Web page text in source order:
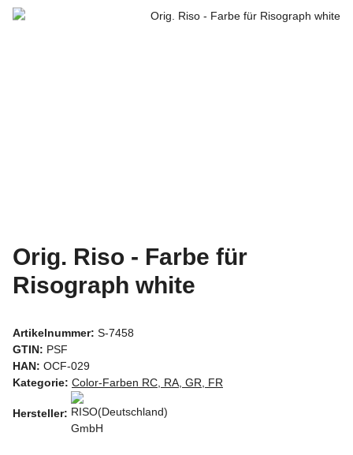
Orig. Riso - Farbe für
Risograph white
Artikelnummer: S-7458
GTIN: PSF
HAN: OCF-029
Kategorie: Color-Farben RC, RA, GR, FR
Hersteller: